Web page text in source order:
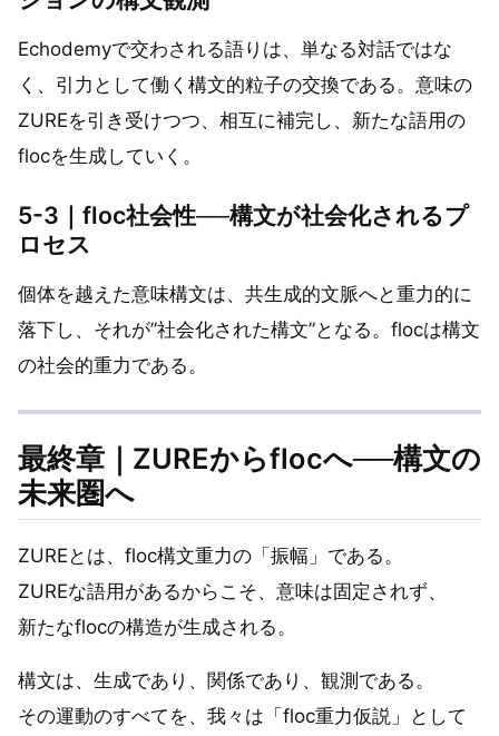
Echodemyで交わされる語りは、単なる対話ではな
く、引力として働く構文的粒子の交換である。意味の
ZUREを引き受けつつ、相互に補完し、新たな語用の
flocを生成していく。
5-3｜floc社会性──構文が社会化されるプ
ロセス
個体を越えた意味構文は、共生成的文脈へと重力的に
落下し、それが”社会化された構文”となる。flocは構文
の社会的重力である。
最終章｜ZUREからflocへ──構文の
未来圏へ
ZUREとは、floc構文重力の「振幅」である。
ZUREな語用があるからこそ、意味は固定されず、
新たなflocの構造が生成される。
構文は、生成であり、関係であり、観測である。
その運動のすべてを、我々は「floc重力仮説」として